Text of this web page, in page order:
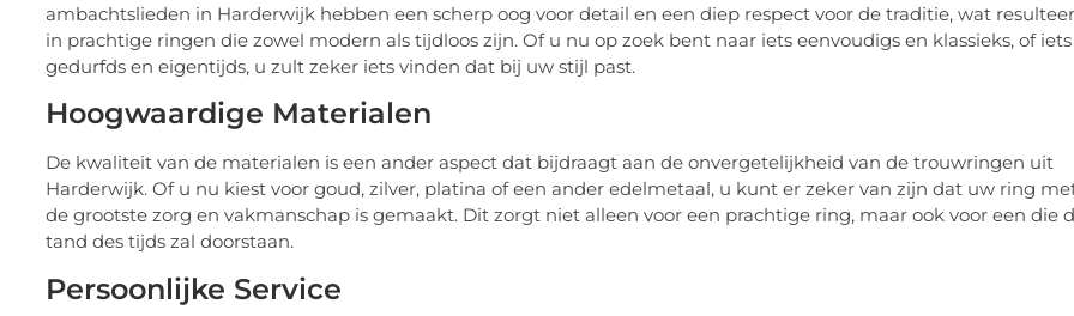
ambachtslieden in Harderwijk hebben een scherp oog voor detail en een diep respect voor de traditie, wat
in prachtige ringen die zowel modern als tijdloos zijn. Of u nu op zoek bent naar iets eenvoudigs en klassieks, of iets
gedurfds en eigentijds, u zult zeker iets vinden dat bij uw stijl past.
Hoogwaardige Materialen
De kwaliteit van de materialen is een ander aspect dat bijdraagt aan de onvergetelijkheid van de trouwringen uit
Harderwijk. Of u nu kiest voor goud, zilver, platina of een ander edelmetaal, u kunt er zeker van zijn dat uw ring
de grootste zorg en vakmanschap is gemaakt. Dit zorgt niet alleen voor een prachtige ring, maar ook voor een die
tand des tijds zal doorstaan.
Persoonlijke Service